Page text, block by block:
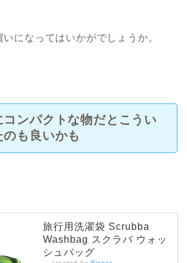
になってはいかがでしょうか。
コンパクトな物だとこうい
のも良いかも
旅行用洗濯袋 Scrubba
Washbag スクラバ ウォッ
シュバッグ